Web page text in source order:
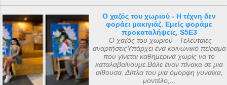
Ο χαζός του χωριού - Η τέχνη δεν
φοράει μακιγιάζ. Εμείς φοράμε
προκαταλήψεις, S5E3
Ο χαζός του χωριού - Τελευταίες
αναρτήσειςΥπάρχει ένα κοινωνικό πείραμα
που γίνεται καθημερινά χωρίς να το
καταλαβαίνουμε.Βάλε έναν πίνακα σε μια
αίθουσα. Δίπλα του μια όμορφη γυναίκα,
μοντέλο,...